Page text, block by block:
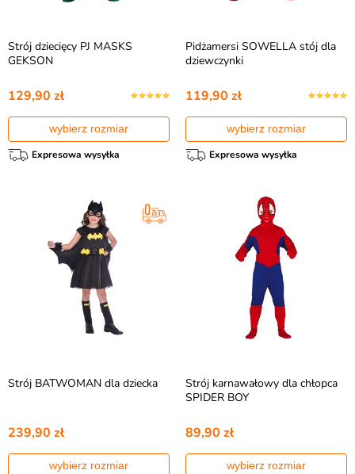
Strój dziecięcy PJ MASKS
GEKSON
129,90 zł
wybierz rozmiar
Expresowa wysyłka
Pidżamersi SOWELLA stój dla
dziewczynki
119,90 zł
wybierz rozmiar
Expresowa wysyłka
Strój BATWOMAN dla dziecka
239,90 zł
wybierz rozmiar
Strój karnawałowy dla chłopca
SPIDER BOY
89,90 zł
wybierz rozmiar